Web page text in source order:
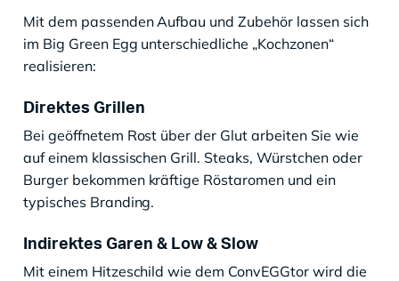
Mit dem passenden Aufbau und Zubehör lassen sich
im Big Green Egg unterschiedliche „Kochzonen“
realisieren:
Direktes Grillen
Bei geöffnetem Rost über der Glut arbeiten Sie wie
auf einem klassischen Grill. Steaks, Würstchen oder
Burger bekommen kräftige Röstaromen und ein
typisches Branding.
Indirektes Garen & Low & Slow
Mit einem Hitzeschild wie dem ConvEGGtor wird die